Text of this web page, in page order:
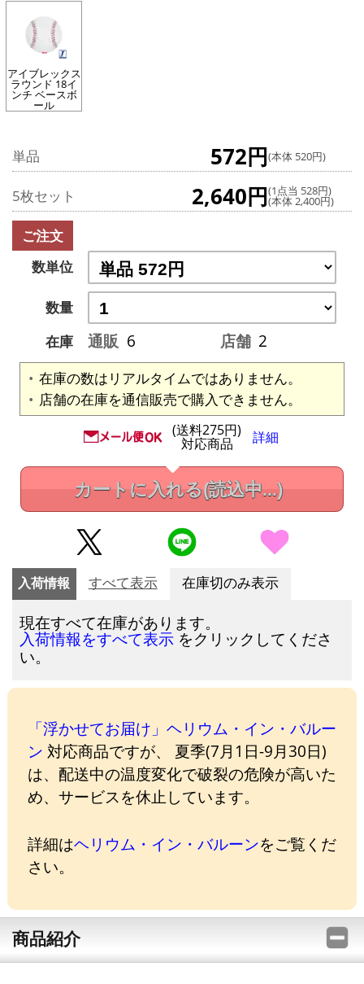
アイブレックス
ラウンド 18イ
ンチ ベースボ
ール
単品 572円(本体 520円)
5枚セット 2,640円(1点当 528円)
(本体 2,400円)
ご注文
数単位
数量
在庫
通販 6 店舗 2
在庫の数はリアルタイムではありません。
店舗の在庫を通信販売で購入できません。
(送料275円)
対応商品 詳細
カートに入れる(読込中...)
入荷情報 すべて表示 在庫切のみ表示
現在すべて在庫があります。
入荷情報をすべて表示 をクリックしてくださ
い。
「浮かせてお届け」ヘリウム・イン・バルー
ン 対応商品ですが、 夏季(7月1日-9月30日)
は、配送中の温度変化で破裂の危険が高いた
め、サービスを休止しています。
詳細はヘリウム・イン・バルーンをご覧くだ
さい。
商品紹介